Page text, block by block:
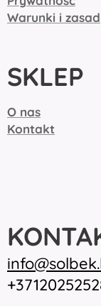
Warunki i
SKLEP
O nas
Kontakt
inf